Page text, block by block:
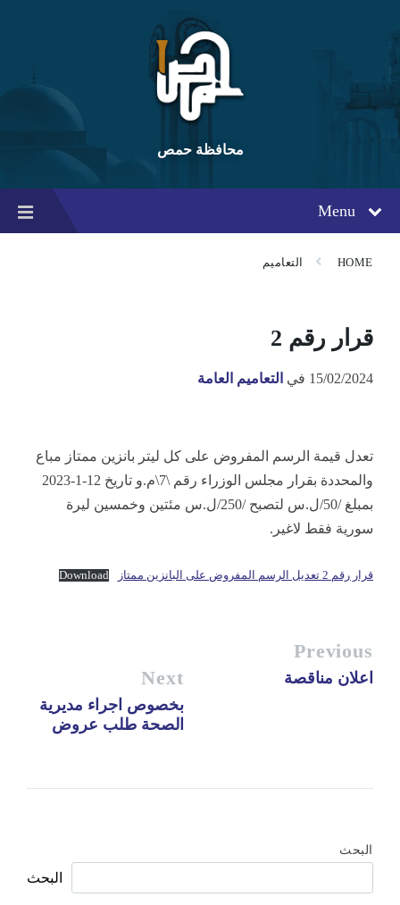
content
main
navigation
footer
محافظة حمص
Menu
HOME التعاميم
قرار رقم 2
15/02/2024 في التعاميم العامة
تعدل قيمة الرسم المفروض على كل ليتر بانزين ممتاز مباع
والمحددة بقرار مجلس الوزراء رقم \7\م.و تاريخ 12-1-2023
بمبلغ /50/ل.س لتصبح /250/ل.س مئتين وخمسين ليرة
سورية فقط لاغير.
قرار رقم 2 تعديل الرسم المفروض على البانزين ممتاز Download
Previous
اعلان مناقصة Next
بخصوص اجراء مديرية
الصحة طلب عروض
البحث
البحث